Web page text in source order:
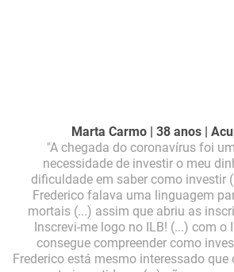
Marta Carmo | 38 anos |
"A chegada do coronavírus foi
necessidade de investir o meu
dificuldade em saber como investir
Frederico falava uma linguagem
mortais (...) assim que abriu as
Inscrevi-me logo no ILB! (...) com o
consegue compreender como
Frederico está mesmo interessado